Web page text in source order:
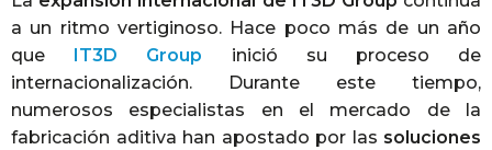
a un ritmo vertiginoso. Hace poco más de un año
que
IT3D Group inició su proceso de
internacionalización. Durante este tiempo,
numerosos especialistas en el mercado de la
fabricación aditiva han apostado por las soluciones